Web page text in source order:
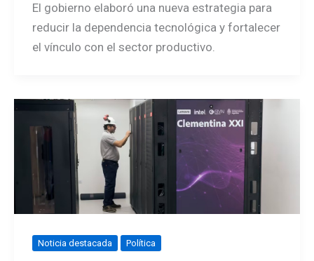
El gobierno elaboró una nueva estrategia para
reducir la dependencia tecnológica y fortalecer
el vínculo con el sector productivo.
Noticia destacada Política